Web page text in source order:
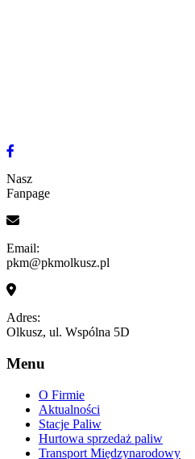
Nasz
Fanpage
Email:
pkm@pkmolkusz.pl
Adres:
Olkusz, ul. Wspólna 5D
Menu
O Firmie
Aktualności
Stacje Paliw
Hurtowa sprzedaż paliw
Transport Międzynarodowy